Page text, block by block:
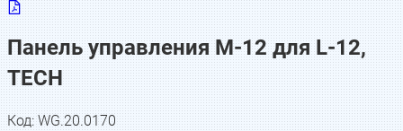
Панель управления M-12 для L-12,
TECH
Код:WG.20.0170